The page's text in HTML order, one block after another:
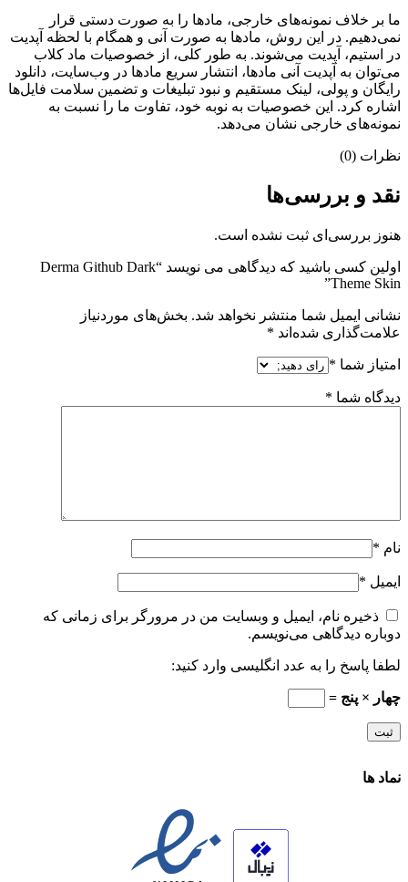
ما بر خلاف نمونه‌های خارجی، مادها را به صورت دستی قرار
نمی‌دهیم. در این روش، مادها به صورت آنی و همگام با لحظه آپدیت
در استیم، آپدیت می‌شوند. به طور کلی، از خصوصیات ماد کلاب
می‌‌توان به آپدیت آنی مادها، انتشار سریع مادها در وب‌سایت، دانلود
رایگان و پولی، لینک مستقیم و نبود تبلیغات و تضمین سلامت فایل‌ها
اشاره کرد. این خصوصیات به نوبه خود، تفاوت ما را نسبت به
نمونه‌های خارجی نشان می‌دهد.
نظرات (0)
نقد و بررسی‌ها
هنوز بررسی‌ای ثبت نشده است.
اولین کسی باشید که دیدگاهی می نویسد “Derma Github Dark
Theme Skin”
نشانی ایمیل شما منتشر نخواهد شد. بخش‌های موردنیاز
علامت‌گذاری شده‌اند *
امتیاز شما *
دیدگاه شما *
نام *
ایمیل *
ذخیره نام، ایمیل و وبسایت من در مرورگر برای زمانی که
دوباره دیدگاهی می‌نویسم.
لطفا پاسخ را به عدد انگلیسی وارد کنید:
چهار × پنج =
نماد ها